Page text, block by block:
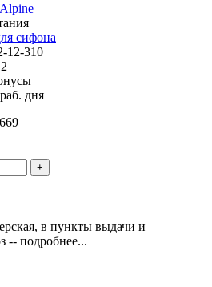
сифона
12-310
дня
669
+
в пункты выдачи и
-- подробнее...